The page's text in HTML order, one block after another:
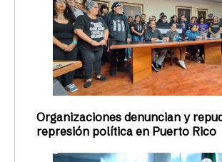
Organizaciones denuncian y
represión política en Puerto Rico